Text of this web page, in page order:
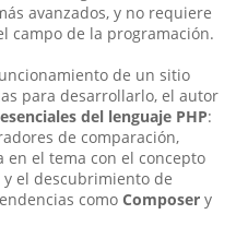
avanzados, y no requiere
campo de la programación.
de un sitio
para desarrollarlo, el autor
del lenguaje PHP:
de comparación,
el tema con el concepto
el descubrimiento de
como Composer y